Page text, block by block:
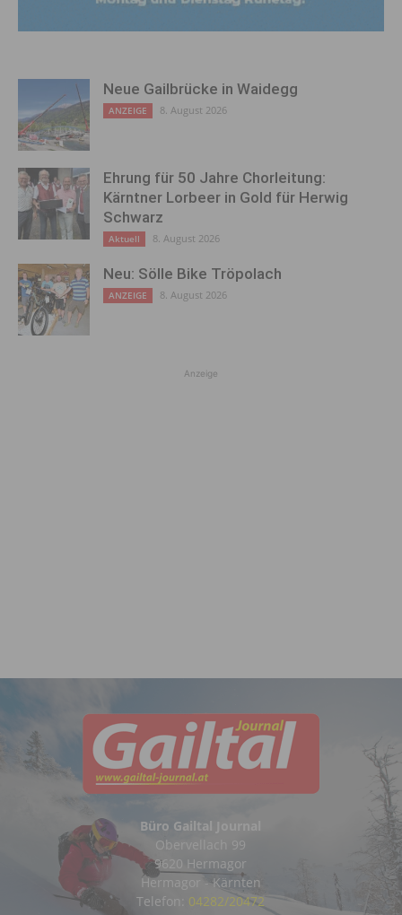
Neue Gailbrücke in Waidegg
ANZEIGE 8. August 2026
Ehrung für 50 Jahre Chorleitung:
Kärntner Lorbeer in Gold für Herwig
Schwarz
Aktuell 8. August 2026
Neu: Sölle Bike Tröpolach
ANZEIGE 8. August 2026
Anzeige
Büro Gailtal Journal
Obervellach 99
9620 Hermagor
Hermagor - Kärnten
Telefon: 04282/20472